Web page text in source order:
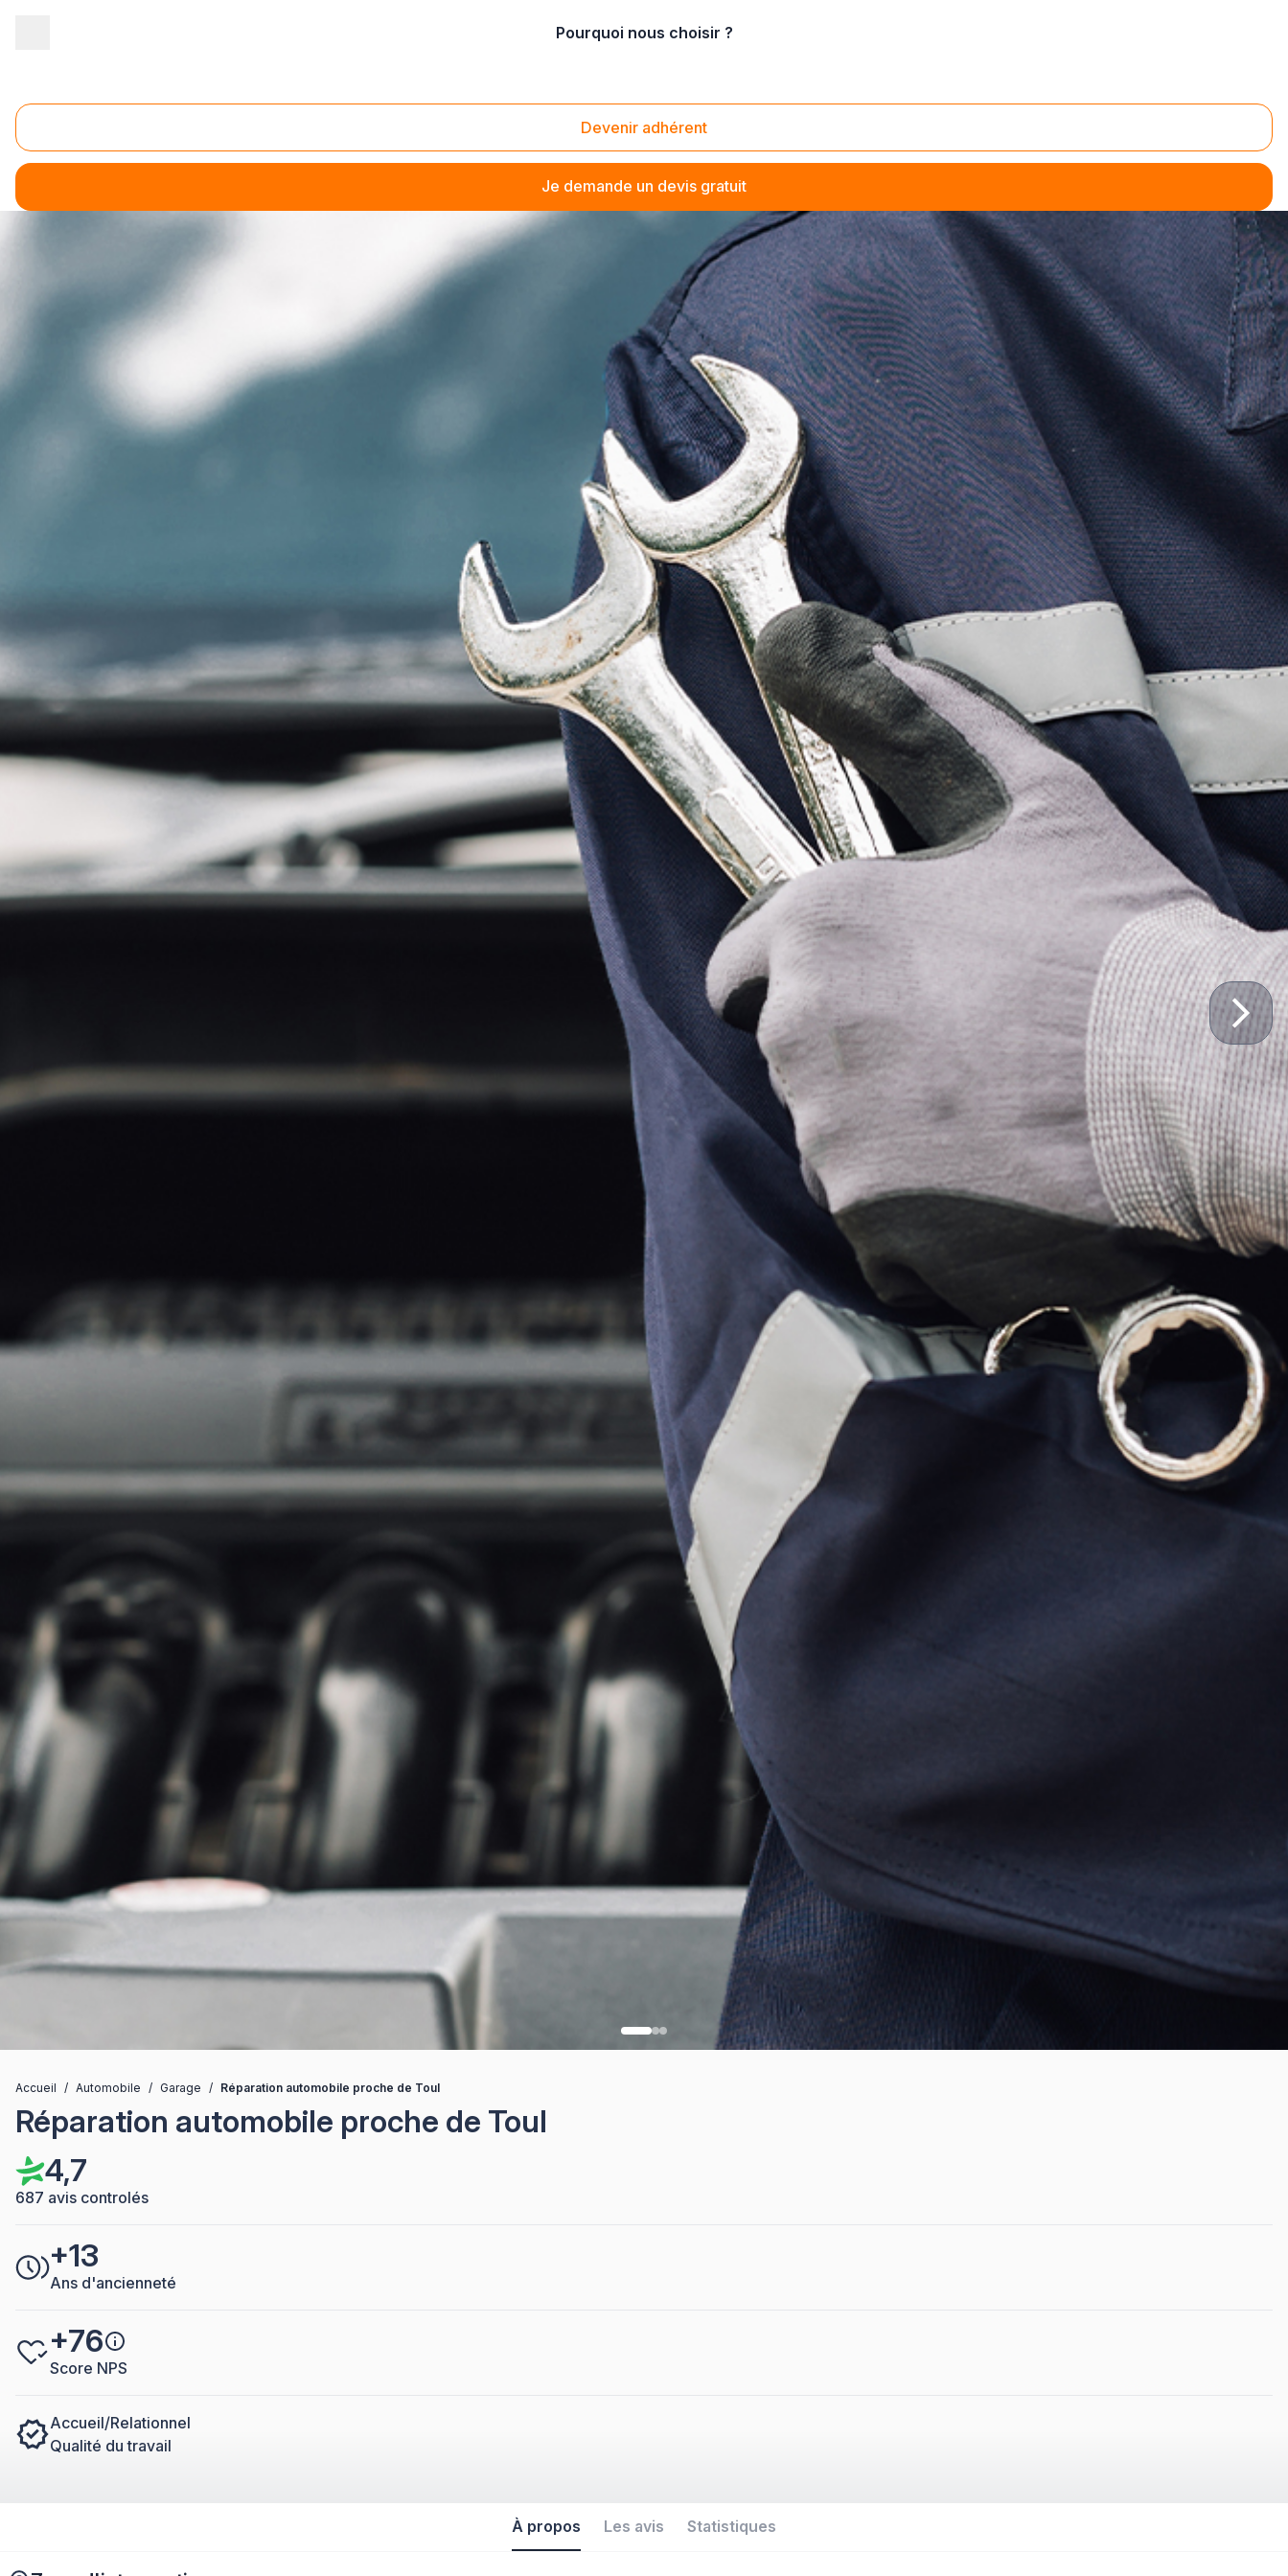
Pourquoi nous choisir ?
Devenir adhérent
Je demande un devis gratuit
Accueil / Automobile / Garage / Réparation automobile proche de Toul
Réparation automobile proche de Toul
4,7
687 avis controlés
+13
Ans d'ancienneté
+76
Score NPS
Accueil/Relationnel
Qualité du travail
À propos Les avis Statistiques